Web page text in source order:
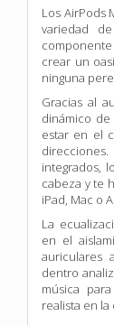
Los AirPods
variedad
crear un
ninguna
Gracias al
dinámico
estar en el
integrados,
cabeza y te
iPad, Mac o
La
en el
auriculares
dentro
música
realista en